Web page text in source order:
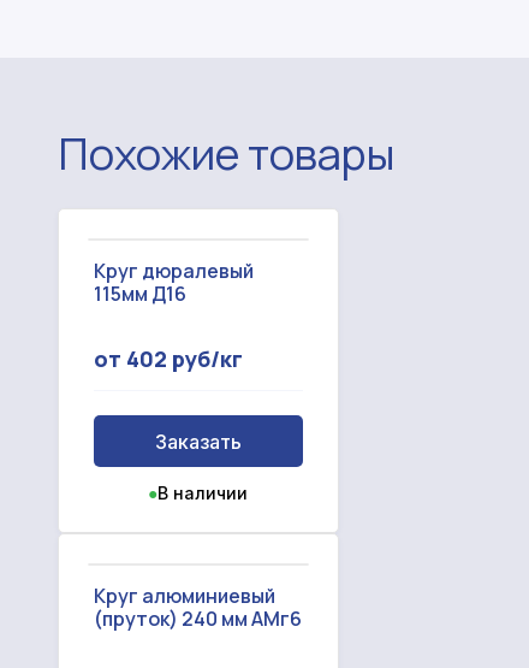
Похожие товары
Круг дюралевый
115мм Д16
от 402 руб/кг
Заказать
●В наличии
Круг алюминиевый
(пруток) 240 мм АМг6